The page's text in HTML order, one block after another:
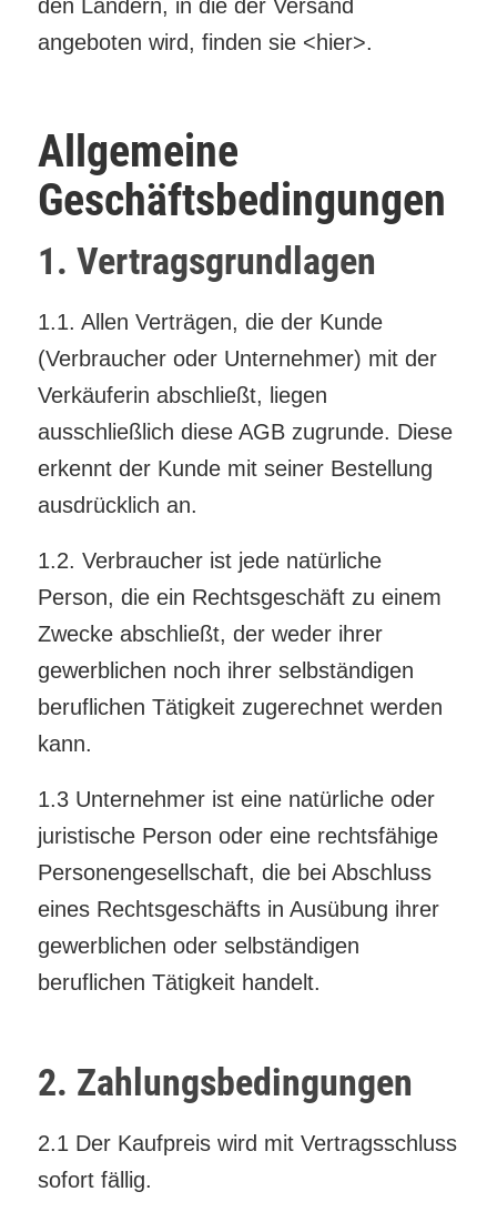
den Ländern, in die der Versand
angeboten wird, finden sie <hier>.
Allgemeine
Geschäftsbedingungen
1. Vertragsgrundlagen
1.1. Allen Verträgen, die der Kunde
(Verbraucher oder Unternehmer) mit der
Verkäuferin abschließt, liegen
ausschließlich diese AGB zugrunde. Diese
erkennt der Kunde mit seiner Bestellung
ausdrücklich an.
1.2. Verbraucher ist jede natürliche
Person, die ein Rechtsgeschäft zu einem
Zwecke abschließt, der weder ihrer
gewerblichen noch ihrer selbständigen
beruflichen Tätigkeit zugerechnet werden
kann.
1.3 Unternehmer ist eine natürliche oder
juristische Person oder eine rechtsfähige
Personengesellschaft, die bei Abschluss
eines Rechtsgeschäfts in Ausübung ihrer
gewerblichen oder selbständigen
beruflichen Tätigkeit handelt.
2. Zahlungsbedingungen
2.1 Der Kaufpreis wird mit Vertragsschluss
sofort fällig.